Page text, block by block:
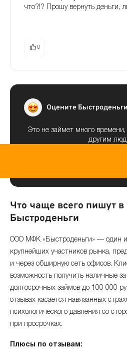
что?!? Прошу вернуть деньги,
0
Оцените
Это не займет много
другим
Что чаще всего пишут в
Быстроденьги
ООО МФК «Быстроденьги» — один
крупнейших участников рынка,
и через обширную сеть офисов.
возможность получить наличные
долгосрочных займов до 100 000
отзывах касается навязанных
психологического давления со
при просрочках.
Плюсы по отзывам: